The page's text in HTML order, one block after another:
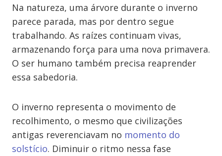
Na natureza, uma árvore durante o inverno
parece parada, mas por dentro segue
trabalhando. As raízes continuam vivas,
armazenando força para uma nova primavera.
O ser humano também precisa reaprender
essa sabedoria.
O inverno representa o movimento de
recolhimento, o mesmo que civilizações
antigas reverenciavam no momento do
solstício. Diminuir o ritmo nessa fase